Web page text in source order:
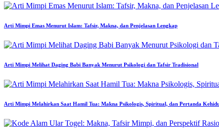
Arti Mimpi Emas Menurut Islam: Tafsir, Makna, dan Penjelasan Lengkap
Arti Mimpi Melihat Daging Babi Banyak Menurut Psikologi dan Tafsir Tradisional
Arti Mimpi Melahirkan Saat Hamil Tua: Makna Psikologis, Spiritual, dan Pertanda